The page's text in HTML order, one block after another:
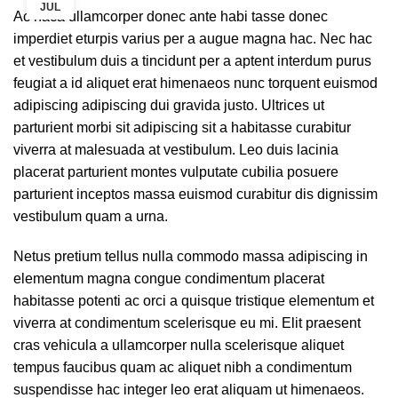
JUL
Ac haca ullamcorper donec ante habi tasse donec
imperdiet eturpis varius per a augue magna hac. Nec hac
et vestibulum duis a tincidunt per a aptent interdum purus
feugiat a id aliquet erat himenaeos nunc torquent euismod
adipiscing adipiscing dui gravida justo. Ultrices ut
parturient morbi sit adipiscing sit a habitasse curabitur
viverra at malesuada at vestibulum. Leo duis lacinia
placerat parturient montes vulputate cubilia posuere
parturient inceptos massa euismod curabitur dis dignissim
vestibulum quam a urna.
Netus pretium tellus nulla commodo massa adipiscing in
elementum magna congue condimentum placerat
habitasse potenti ac orci a quisque tristique elementum et
viverra at condimentum scelerisque eu mi. Elit praesent
cras vehicula a ullamcorper nulla scelerisque aliquet
tempus faucibus quam ac aliquet nibh a condimentum
suspendisse hac integer leo erat aliquam ut himenaeos.